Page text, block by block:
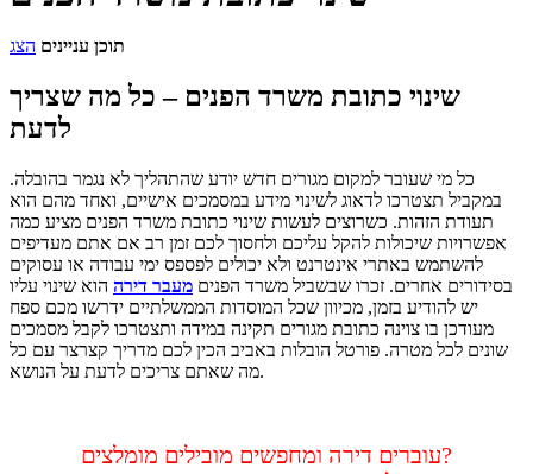
תוכן עניינים הצג
שינוי כתובת משרד הפנים – כל מה שצריך
לדעת
כל מי שעובר למקום מגורים חדש יודע שהתהליך לא נגמר בהובלה.
במקביל תצטרכו לדאוג לשינוי מידע במסמכים אישיים, ואחד מהם הוא
תעודת הזהות. כשרוצים לעשות שינוי כתובת משרד הפנים מציע כמה
אפשרויות שיכולות להקל עליכם ולחסוך לכם זמן רב אם אתם מעדיפים
להשתמש באתרי אינטרנט ולא יכולים לפספס ימי עבודה או עסוקים
בסידורים אחרים. זכרו שבשביל משרד הפנים מעבר דירה הוא שינוי עליו
יש להודיע בזמן, מכיוון שכל המוסדות הממשלתיים ידרשו מכם ספח
מעודכן בו צוינה כתובת מגורים תקינה במידה ותצטרכו לקבל מסמכים
שונים לכל מטרה. פורטל הובלות באביב הכין לכם מדריך קצרצר עם כל
מה שאתם צריכים לדעת על הנושא.
עוברים דירה ומחפשים מובילים מומלצים?